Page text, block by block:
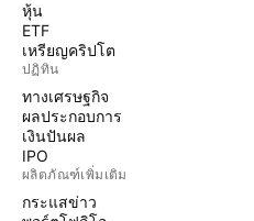
หุ้น
ETF
เหรียญคริปโต
ปฏิทิน
ทางเศรษฐกิจ
ผลประกอบการ
เงินปันผล
IPO
ผลิตภัณฑ์เพิ่มเติม
กระแสข่าว